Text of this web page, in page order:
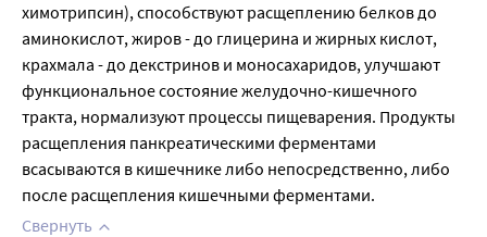
химотрипсин), способствуют расщеплению белков до
аминокислот, жиров - до глицерина и жирных кислот,
крахмала - до декстринов и моносахаридов, улучшают
функциональное состояние желудочно-кишечного
тракта, нормализуют процессы пищеварения. Продукты
расщепления панкреатическими ферментами
всасываются в кишечнике либо непосредственно, либо
после расщепления кишечными ферментами.
Свернуть